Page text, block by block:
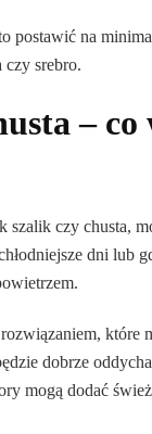
postawić na
czy srebro.
–
czy chusta,
dni lub
które
dobrze
mogą dodać